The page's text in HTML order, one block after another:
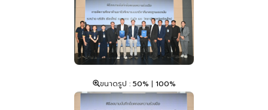
ขนาดรูป : 50% | 100%